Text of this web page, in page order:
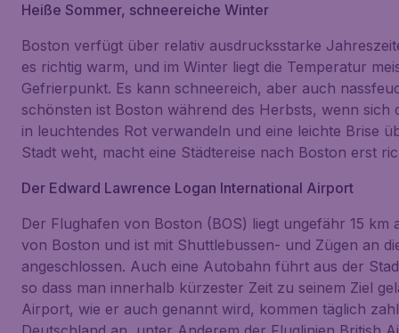
Heiße Sommer, schneereiche Winter
Boston verfügt über relativ ausdrucksstarke
es richtig warm, und im Winter liegt die Temperatur
Gefrierpunkt. Es kann schneereich, aber auch
schönsten ist Boston während des Herbsts, wenn sich
in leuchtendes Rot verwandeln und eine leichte Brise
Stadt weht, macht eine Städtereise nach Boston erst
Der Edward Lawrence Logan International Airport
Der Flughafen von Boston (BOS) liegt ungefähr 15 km
von Boston und ist mit Shuttlebussen- und Zügen an
angeschlossen. Auch eine Autobahn führt aus der
so dass man innerhalb kürzester Zeit zu seinem Ziel
Airport, wie er auch genannt wird, kommen täglich